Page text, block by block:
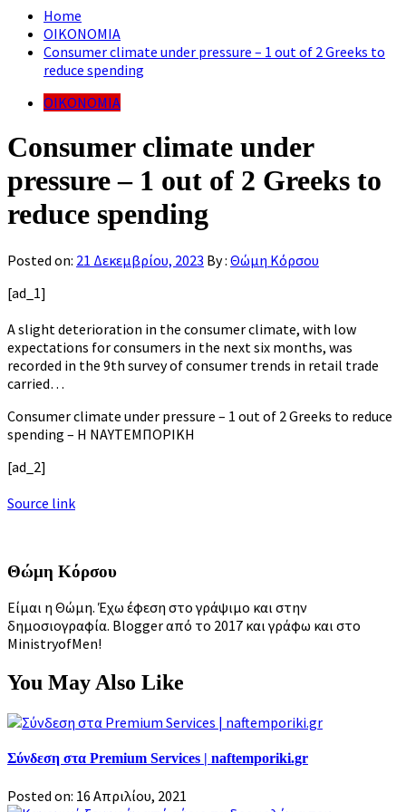
Home
ΟΙΚΟΝΟΜΙΑ
Consumer climate under pressure – 1 out of 2 Greeks to
reduce spending
ΟΙΚΟΝΟΜΙΑ
Consumer climate under
pressure – 1 out of 2 Greeks to
reduce spending
Posted on: 21 Δεκεμβρίου, 2023 By : Θώμη Κόρσου
[ad_1]
A slight deterioration in the consumer climate, with low
expectations for consumers in the next six months, was
recorded in the 9th survey of consumer trends in retail trade
carried…
Consumer climate under pressure – 1 out of 2 Greeks to reduce
spending – Η ΝΑΥΤΕΜΠΟΡΙΚΗ
[ad_2]
Source link
Θώμη Κόρσου
Είμαι η Θώμη. Έχω έφεση στο γράψιμο και στην
δημοσιογραφία. Blogger από το 2017 και γράφω και στο
MinistryofMen!
You May Also Like
Σύνδεση στα Premium Services | naftemporiki.gr
Posted on: 16 Απριλίου, 2021